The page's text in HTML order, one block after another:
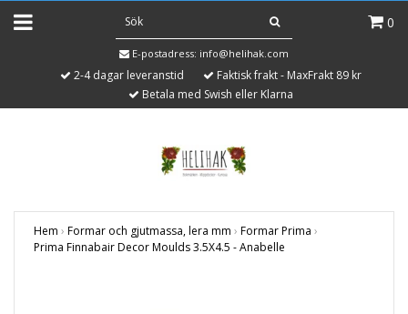
0
E-postadress: info@helihak.com
2-4 dagar leveranstid
Faktisk frakt - MaxFrakt 89 kr
Betala med Swish eller Klarna
Hem › Formar och gjutmassa, lera mm › Formar Prima ›
Prima Finnabair Decor Moulds 3.5X4.5 - Anabelle